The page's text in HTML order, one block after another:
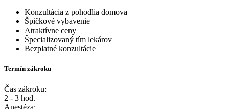
Konzultácia z pohodlia domova
Špičkové vybavenie
Atraktívne ceny
Špecializovaný tím lekárov
Bezplatné konzultácie
Termín zákroku
Čas zákroku:
2 - 3 hod.
Anestéza: